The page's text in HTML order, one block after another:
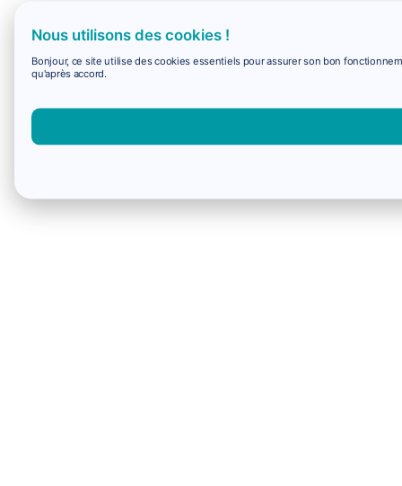
Nous utilisons des cookies !
Bonjour, ce site utilise des cookies essentiels pour assurer son bon
qu'après accord.